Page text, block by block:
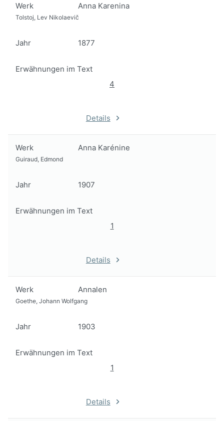
Werk Anna Karenina
Tolstoj, Lev Nikolaevič
Jahr 1877
Erwähnungen im Text
4
Details
Werk Anna Karénine
Guiraud, Edmond
Jahr 1907
Erwähnungen im Text
1
Details
Werk Annalen
Goethe, Johann Wolfgang
Jahr 1903
Erwähnungen im Text
1
Details